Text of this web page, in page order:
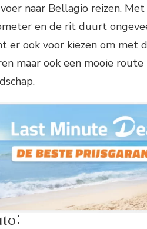
naar Bellagio reizen.
en de rit duurt
er ook voor kiezen om met
maar ook een mooie